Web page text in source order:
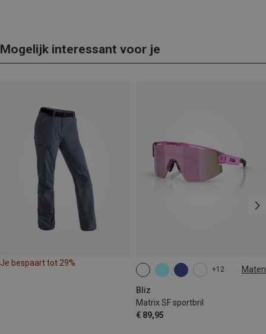
Mogelijk interessant voor je
Je bespaart tot 29%
+12 Maten
Bliz
Matrix SF sportbril
€ 89,95
ONE SIZE